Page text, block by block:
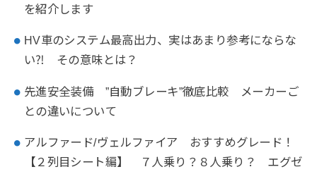
を紹介します
HV車のシステム最高出力、実はあまり参考にならな
い⁈ その意味とは？
先進安全装備 ”自動ブレーキ”徹底比較 メーカーご
との違いについて
アルファード/ヴェルファイア おすすめグレード！
【２列目シート編】 ７人乗り？８人乗り？ エグゼ